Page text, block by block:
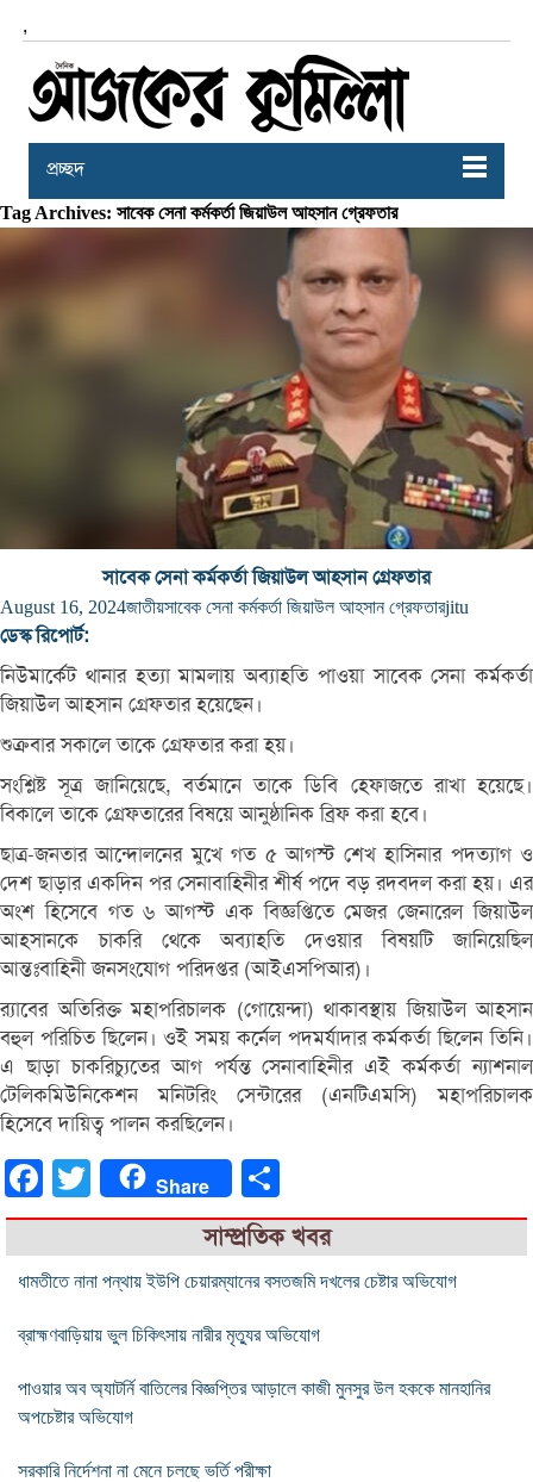
,
প্রচ্ছদ
Tag Archives: সাবেক সেনা কর্মকর্তা জিয়াউল আহসান গ্রেফতার
সাবেক সেনা কর্মকর্তা জিয়াউল আহসান গ্রেফতার
August 16, 2024জাতীয়সাবেক সেনা কর্মকর্তা জিয়াউল আহসান গ্রেফতারjitu
ডেস্ক রিপোর্ট:
নিউমার্কেট থানার হত্যা মামলায় অব্যাহতি পাওয়া সাবেক সেনা কর্মকর্তা
জিয়াউল আহসান গ্রেফতার হয়েছেন।
শুক্রবার সকালে তাকে গ্রেফতার করা হয়।
সংশ্লিষ্ট সূত্র জানিয়েছে, বর্তমানে তাকে ডিবি হেফাজতে রাখা হয়েছে।
বিকালে তাকে গ্রেফতারের বিষয়ে আনুষ্ঠানিক ব্রিফ করা হবে।
ছাত্র-জনতার আন্দোলনের মুখে গত ৫ আগস্ট শেখ হাসিনার পদত্যাগ ও
দেশ ছাড়ার একদিন পর সেনাবাহিনীর শীর্ষ পদে বড় রদবদল করা হয়। এর
অংশ হিসেবে গত ৬ আগস্ট এক বিজ্ঞপ্তিতে মেজর জেনারেল জিয়াউল
আহসানকে চাকরি থেকে অব্যাহতি দেওয়ার বিষয়টি জানিয়েছিল
আন্তঃবাহিনী জনসংযোগ পরিদপ্তর (আইএসপিআর)।
র‍্যাবের অতিরিক্ত মহাপরিচালক (গোয়েন্দা) থাকাবস্থায় জিয়াউল আহসান
বহুল পরিচিত ছিলেন। ওই সময় কর্নেল পদমর্যাদার কর্মকর্তা ছিলেন তিনি।
এ ছাড়া চাকরিচ্যুতের আগ পর্যন্ত সেনাবাহিনীর এই কর্মকর্তা ন্যাশনাল
টেলিকমিউনিকেশন মনিটরিং সেন্টারের (এনটিএমসি) মহাপরিচালক
হিসেবে দায়িত্ব পালন করছিলেন।
FacebookTwitter Share
সাম্প্রতিক খবর
ধামতীতে নানা পন্থায় ইউপি চেয়ারম্যানের বসতজমি দখলের চেষ্টার অভিযোগ
ব্রাহ্মণবাড়িয়ায় ভুল চিকিৎসায় নারীর মৃত্যুর অভিযোগ
পাওয়ার অব অ্যাটর্নি বাতিলের বিজ্ঞপ্তির আড়ালে কাজী মুনসুর উল হককে মানহানির
অপচেষ্টার অভিযোগ
সরকারি নির্দেশনা না মেনে চলছে ভর্তি পরীক্ষা